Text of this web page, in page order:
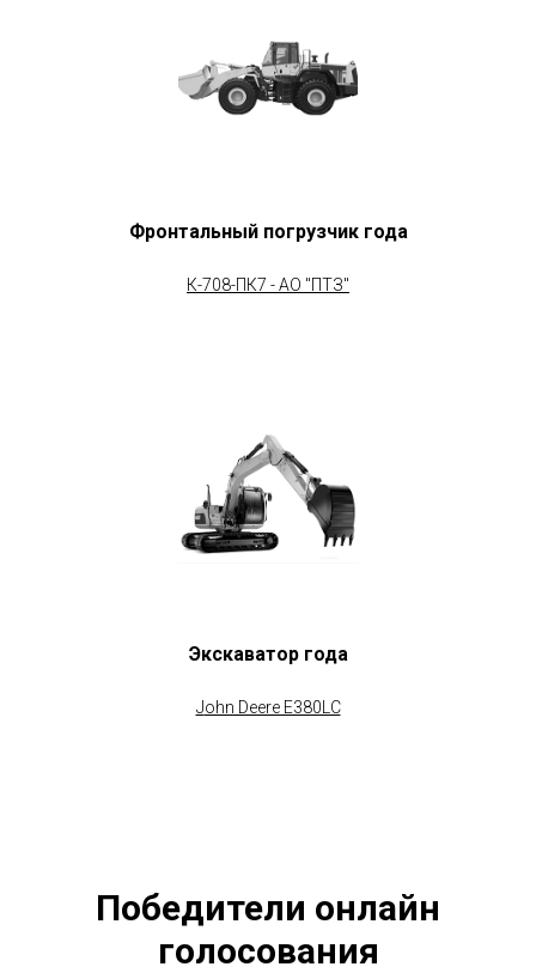
Фронтальный погрузчик года
К-708-ПК7 - АО "ПТЗ"
Экскаватор года
John Deere E380LC
Победители онлайн
голосования